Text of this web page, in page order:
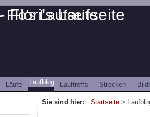
Flori's Laufseite
Läufe Laufblog Lauftreffs Strecken
Sie sind hier:Startseite >